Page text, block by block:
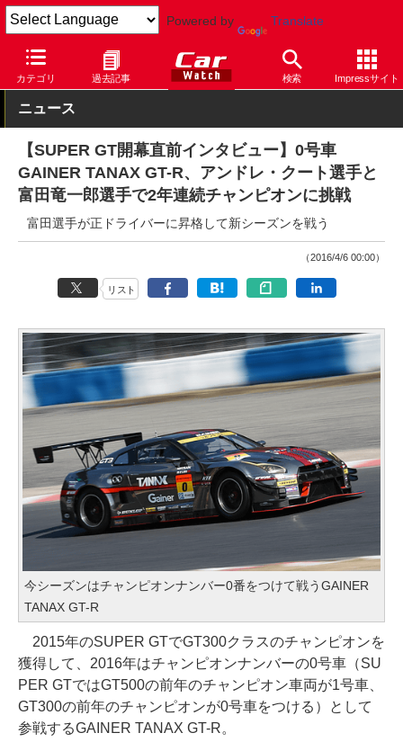
Powered by Translate
カテゴリ 過去記事 検索 Impressサイト
Car Watch モータースポーツ SUPER GT
ニュース
【SUPER GT開幕直前インタビュー】0号車
GAINER TANAX GT-R、アンドレ・クート選手と
富田竜一郎選手で2年連続チャンピオンに挑戦
富田選手が正ドライバーに昇格して新シーズンを戦う
（2016/4/6 00:00）
リスト
今シーズンはチャンピオンナンバー0番をつけて戦うGAINER
TANAX GT-R
2015年のSUPER GTでGT300クラスのチャンピオンを
獲得して、2016年はチャンピオンナンバーの0号車（SU
PER GTではGT500の前年のチャンピオン車両が1号車、
GT300の前年のチャンピオンが0号車をつける）として
参戦するGAINER TANAX GT-R。